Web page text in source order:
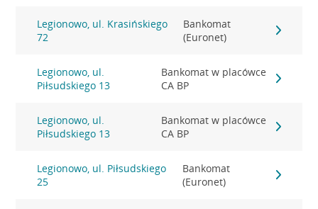
Legionowo, ul. Krasińskiego
72
Bankomat
(Euronet)
Legionowo, ul.
Piłsudskiego 13
Bankomat w placówce
CA BP
Legionowo, ul.
Piłsudskiego 13
Bankomat w placówce
CA BP
Legionowo, ul. Piłsudskiego
25
Bankomat
(Euronet)